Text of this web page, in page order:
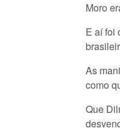
Moro
E aí foi
As
como
Que